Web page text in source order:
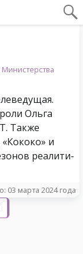
Ольга
Также
и
реалити-
03 марта 2024 года